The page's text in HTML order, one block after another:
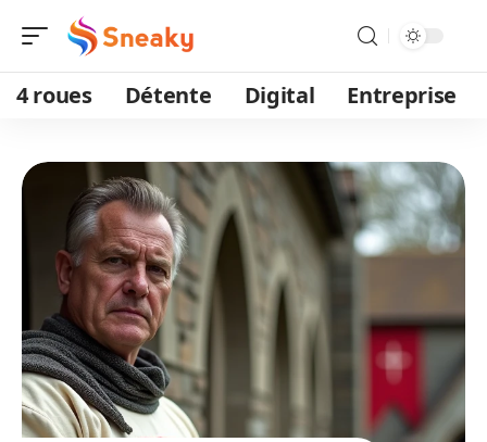
4 roues Détente Digital Entreprise